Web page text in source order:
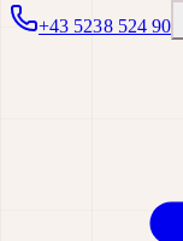
+43 5238 524 90